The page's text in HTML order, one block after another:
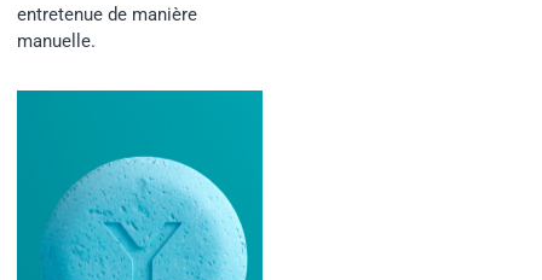
entretenue de manière
manuelle.